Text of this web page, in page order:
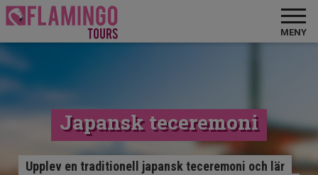
MENY
Japansk teceremoni
Upplev en traditionell japansk teceremoni och lär